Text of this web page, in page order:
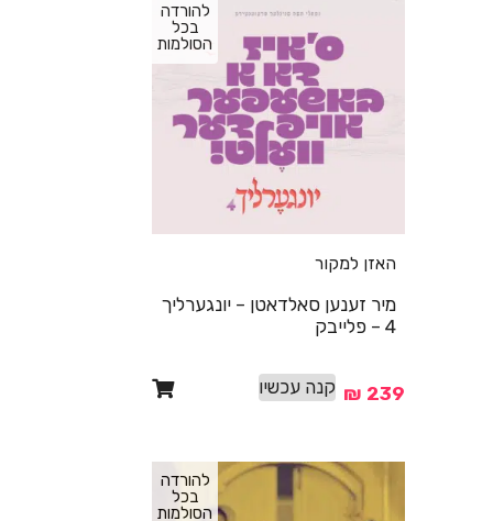
להורדה
בכל
הסולמות
האזן למקור
מיר זענען סאלדאטן – יונגערליך
4 – פלייבק
₪ 239 קנה עכשיו
להורדה
בכל
הסולמות